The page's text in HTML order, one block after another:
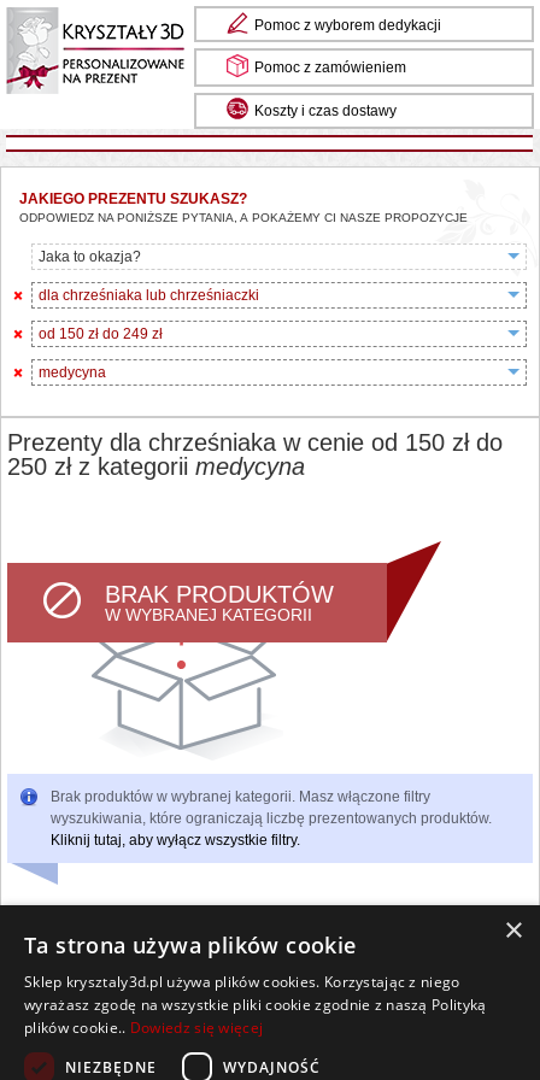
Pomoc z wyborem dedykacji
Pomoc z zamówieniem
Koszty i czas dostawy
JAKIEGO PREZENTU SZUKASZ?
ODPOWIEDZ NA PONIŻSZE PYTANIA, A POKAŻEMY CI NASZE PROPOZYCJE
Jaka to okazja?
dla chrześniaka lub chrześniaczki
od 150 zł do 249 zł
medycyna
Prezenty dla chrześniaka w cenie od 150 zł do
250 zł z kategorii medycyna
BRAK PRODUKTÓW
W WYBRANEJ KATEGORII
Brak produktów w wybranej kategorii. Masz włączone filtry
wyszukiwania, które ograniczają liczbę prezentowanych produktów.
Kliknij tutaj, aby wyłącz wszystkie filtry.
Wszelkie prawa zastrzeżone
Kontakt Współpraca Regulamin
Pomoc Strona główna
×
Ta strona używa plików cookie
Sklep krysztaly3d.pl używa plików cookies. Korzystając z niego
wyrażasz zgodę na wszystkie pliki cookie zgodnie z naszą Polityką
plików cookie.. Dowiedz się więcej
NIEZBĘDNE
WYDAJNOŚĆ